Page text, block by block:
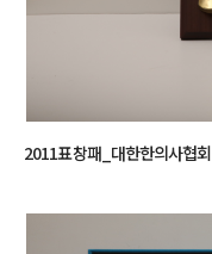
2011표창패_대한한의사협회